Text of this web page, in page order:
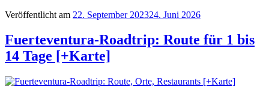
Veröffentlicht am 22. September 202324. Juni 2026
Fuerteventura-Roadtrip: Route für 1 bis
14 Tage [+Karte]